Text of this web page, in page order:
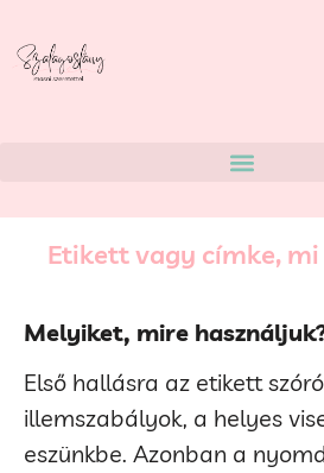
Etikett vagy címke, mi
Melyiket, mire
Első hallásra az etikett
illemszabályok, a helyes
eszünkbe. Azonban a